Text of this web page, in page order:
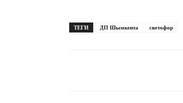
ТЕГИ ДП Шымкента светофор